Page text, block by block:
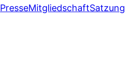
PresseMitgliedschaftSatzung